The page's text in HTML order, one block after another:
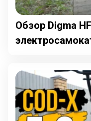
Обзор Digma